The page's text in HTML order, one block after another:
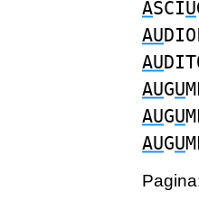
ASCIU
AU
AU
AUGU
AUGU
AUGU